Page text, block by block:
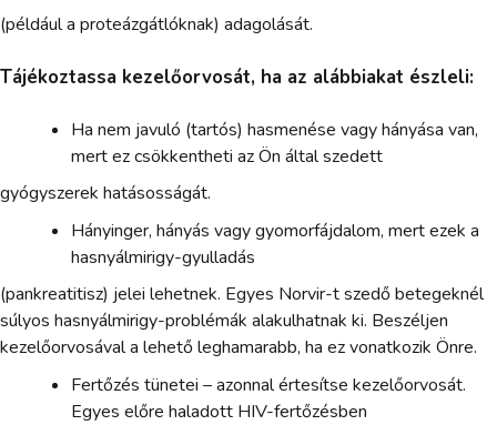
(például a proteázgátlóknak) adagolását.
Tájékoztassa kezelőorvosát, ha az alábbiakat észleli:
Ha nem javuló (tartós) hasmenése vagy hányása van,
mert ez csökkentheti az Ön által szedett
gyógyszerek hatásosságát.
Hányinger, hányás vagy gyomorfájdalom, mert ezek a
hasnyálmirigy-gyulladás
(pankreatitisz) jelei lehetnek. Egyes Norvir-t szedő betegeknél
súlyos hasnyálmirigy-problémák alakulhatnak ki. Beszéljen
kezelőorvosával a lehető leghamarabb, ha ez vonatkozik Önre.
Fertőzés tünetei – azonnal értesítse kezelőorvosát.
Egyes előre haladott HIV-fertőzésben